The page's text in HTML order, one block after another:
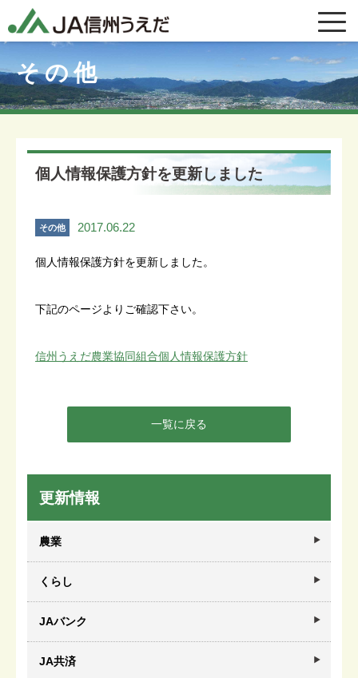
その他
個人情報保護方針を更新しました
その他 2017.06.22
個人情報保護方針を更新しました。
下記のページよりご確認下さい。
信州うえだ農業協同組合個人情報保護方針
一覧に戻る
更新情報
農業
くらし
JAバンク
JA共済